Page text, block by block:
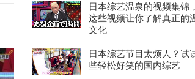
日本综艺温泉的视频集锦
这些视频让你了解真正的
文化
日本综艺节目太烦人？试
些轻松好笑的国内综艺